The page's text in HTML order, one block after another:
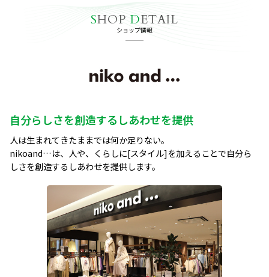
SHOP DETAIL
ショップ情報
自分らしさを創造するしあわせを提供
人は生まれてきたままでは何か足りない。
nikoand…は、人や、くらしに[スタイル]を加えることで自分ら
しさを創造するしあわせを提供します。